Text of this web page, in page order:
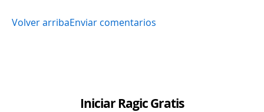
Volver arribaEnviar comentarios
Iniciar Ragic Gratis